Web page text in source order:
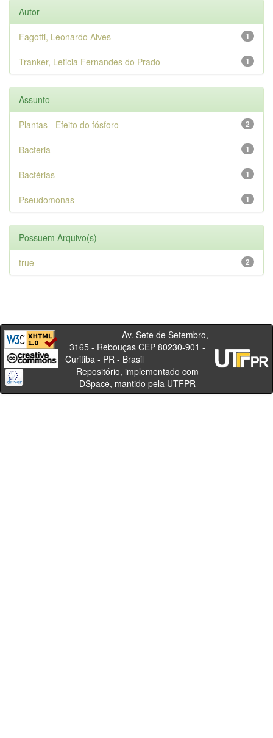
Autor
1
Fagotti, Leonardo Alves
1
Tranker, Leticia Fernandes do Prado
Assunto
2
Plantas - Efeito do fósforo
1
Bacteria
1
Bactérias
1
Pseudomonas
Possuem Arquivo(s)
2
true
Av. Sete de Setembro,
3165 - Rebouças CEP 80230-901 -
Curitiba - PR - Brasil
Repositório, implementado com
DSpace, mantido pela UTFPR